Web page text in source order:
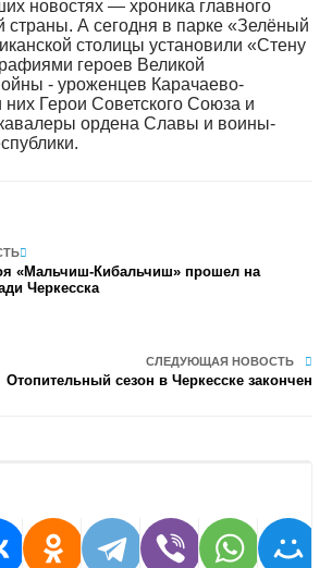
новостях — хроника главного
страны. А сегодня в парке «Зелёный
столицы установили «Стену
героев Великой
- уроженцев Карачаево-
Герои Советского Союза и
ордена Славы и воины-
«Мальчиш-Кибальчиш» прошел на
Черкесска
СЛЕДУЮЩАЯ НОВОСТЬ
Отопительный сезон в Черкесске закончен